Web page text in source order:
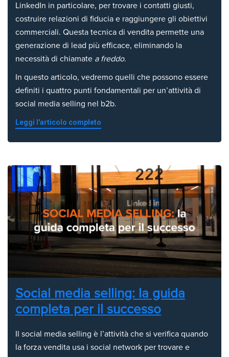
LinkedIn in particolare, per trovare i contatti giusti,
costruire relazioni di fiducia e raggiungere gli obiettivi
commerciali. Questa tecnica di vendita permette una
generazione di lead più efficace, eliminando la
necessità di chiamate a freddo.
In questo articolo, vedremo quelli che possono essere
definiti i quattro punti fondamentali per un’attività di
social media selling nel b2b.
Leggi l'articolo completo
Social media selling: la guida
completa per il successo
Il social media selling è l’attività che si verifica quando
la forza vendita usa i social network per trovare e